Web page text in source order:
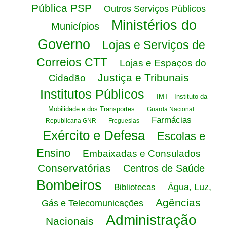
Pública PSP
Outros Serviços Públicos
Municípios
Ministérios do
Governo
Lojas e Serviços de
Correios CTT
Lojas e Espaços do
Cidadão
Justiça e Tribunais
Institutos Públicos
IMT - Instituto da
Mobilidade e dos Transportes
Guarda Nacional
Republicana GNR
Freguesias Farmácias
Exército e Defesa
Escolas e
Ensino
Embaixadas e Consulados
Conservatórias Centros de Saúde
Bombeiros Bibliotecas
Água, Luz,
Gás e Telecomunicações
Agências
Nacionais
Administração